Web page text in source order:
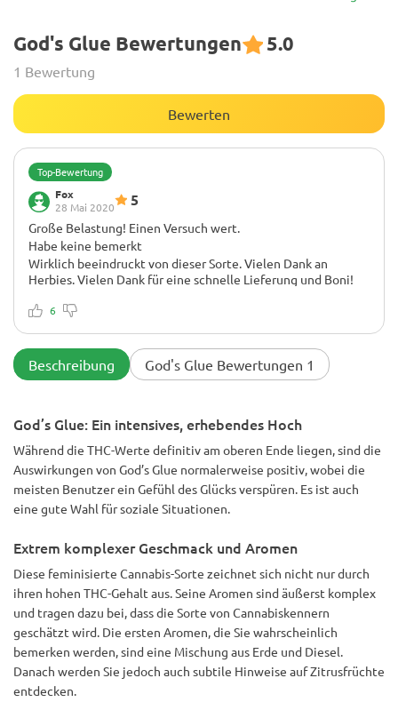
God's Glue Bewertungen 5.0
1 Bewertung
Bewerten
Top-Bewertung
Fox
28 Mai 2020
5
Große Belastung! Einen Versuch wert.
Habe keine bemerkt
Wirklich beeindruckt von dieser Sorte. Vielen Dank an
Herbies. Vielen Dank für eine schnelle Lieferung und Boni!
6
Beschreibung God's Glue Bewertungen 1
God’s Glue: Ein intensives, erhebendes Hoch
Während die THC-Werte definitiv am oberen Ende liegen, sind die
Auswirkungen von God’s Glue normalerweise positiv, wobei die
meisten Benutzer ein Gefühl des Glücks verspüren. Es ist auch
eine gute Wahl für soziale Situationen.
Extrem komplexer Geschmack und Aromen
Diese feminisierte Cannabis-Sorte zeichnet sich nicht nur durch
ihren hohen THC-Gehalt aus. Seine Aromen sind äußerst komplex
und tragen dazu bei, dass die Sorte von Cannabiskennern
geschätzt wird. Die ersten Aromen, die Sie wahrscheinlich
bemerken werden, sind eine Mischung aus Erde und Diesel.
Danach werden Sie jedoch auch subtile Hinweise auf Zitrusfrüchte
entdecken.